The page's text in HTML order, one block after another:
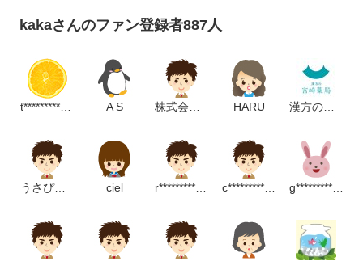
kakaさんのファン登録者887人
t*****************m A S 株式会社cooleight HARU 漢方の宮崎薬局
うさぴょん ciel r******************m c**********************m g********************m